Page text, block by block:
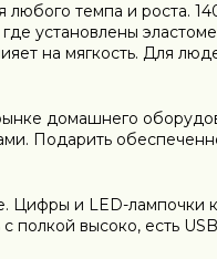
темпа и роста.
установлены
на мягкость. Для
домашнего
Подарить
Цифры и LED-лампочки
полкой высоко, есть